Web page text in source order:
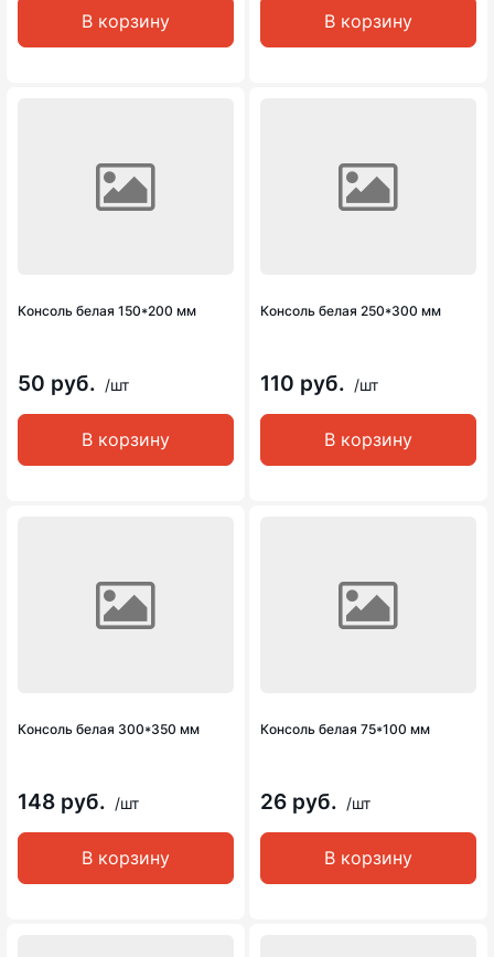
В корзину В корзину
Консоль белая 150*200 мм
50 руб. /шт
В корзину
Консоль белая 250*300 мм
110 руб. /шт
В корзину
Консоль белая 300*350 мм
148 руб. /шт
В корзину
Консоль белая 75*100 мм
26 руб. /шт
В корзину